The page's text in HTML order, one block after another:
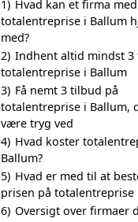
1) Hvad kan et firma
totalentreprise i Ballum
med?
2) Indhent altid mindst 3
totalentreprise i Ballum
3) Få nemt 3 tilbud på
totalentreprise i Ballum,
være tryg ved
4) Hvad koster
Ballum?
5) Hvad er med til at
prisen på totalentreprise
6) Oversigt over firmaer